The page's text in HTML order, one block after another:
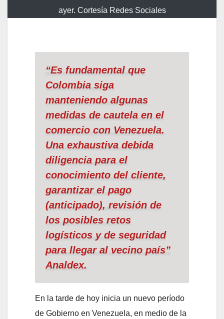
ayer. Cortesía Redes Sociales
“Es fundamental que
Colombia siga
manteniendo algunas
medidas de cautela en el
comercio con Venezuela.
Una exhaustiva debida
diligencia para el
conocimiento del cliente,
garantizar el pago
(anticipado), revisión de
los posibles retos
logísticos y de seguridad
para llegar al vecino país”
Analdex.
En la tarde de hoy inicia un nuevo período
de Gobierno en Venezuela, en medio de la